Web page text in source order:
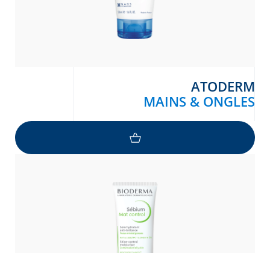
ATODERM
MAINS & ONGLES